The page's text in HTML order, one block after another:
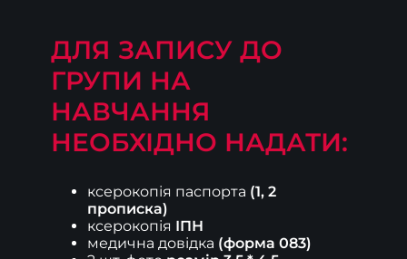
ДЛЯ ЗАПИСУ ДО
ГРУПИ НА
НАВЧАННЯ
НЕОБХІДНО НАДАТИ:
ксерокопія паспорта (1, 2
прописка)
ксерокопія ІПН
медична довідка (форма 083)